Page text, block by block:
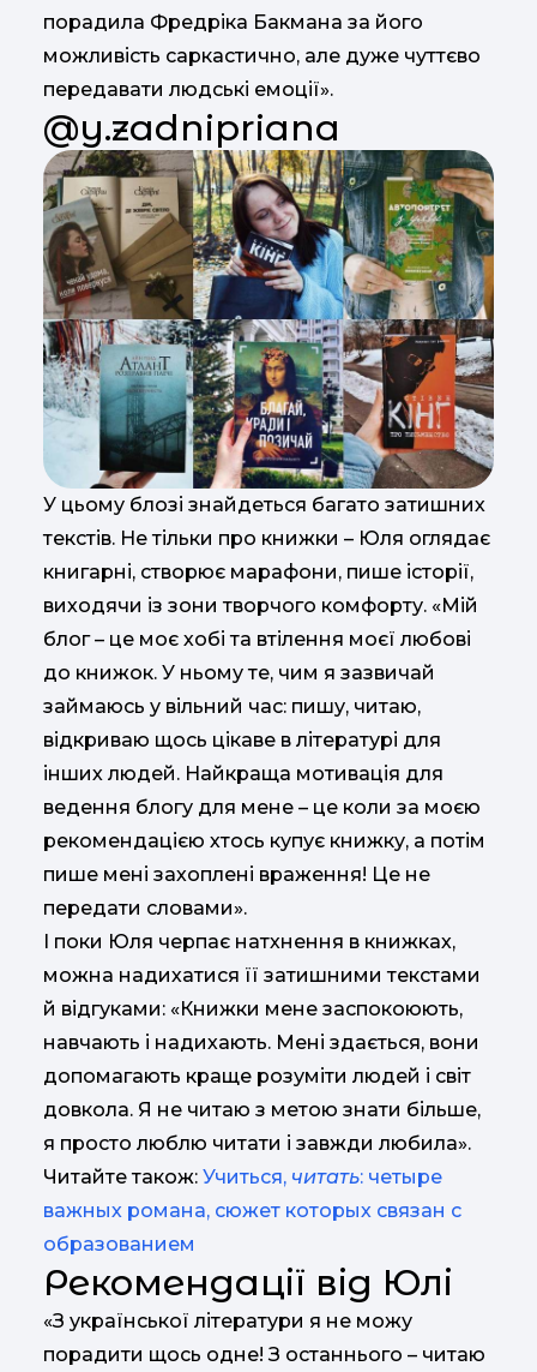
порадила Фредріка Бакмана за його
можливість саркастично, але дуже чуттєво
передавати людські емоції».
@y.zadnipriana
У цьому блозі знайдеться багато затишних
текстів. Не тільки про книжки – Юля оглядає
книгарні, створює марафони, пише історії,
виходячи із зони творчого комфорту. «Мій
блог – це моє хобі та втілення моєї любові
до книжок. У ньому те, чим я зазвичай
займаюсь у вільний час: пишу, читаю,
відкриваю щось цікаве в літературі для
інших людей. Найкраща мотивація для
ведення блогу для мене – це коли за моєю
рекомендацією хтось купує книжку, а потім
пише мені захоплені враження! Це не
передати словами».
І поки Юля черпає натхнення в книжках,
можна надихатися її затишними текстами
й відгуками: «Книжки мене заспокоюють,
навчають і надихають. Мені здається, вони
допомагають краще розуміти людей і світ
довкола. Я не читаю з метою знати більше,
я просто люблю читати і завжди любила».
Читайте також: Учиться, читать: четыре
важных романа, сюжет которых связан с
образованием
Рекомендації від Юлі
«З української літератури я не можу
порадити щось одне! З останнього – читаю